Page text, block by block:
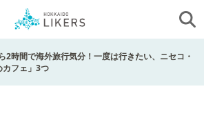
2時間で海外旅行気分！一度は行きたい、ニセコ・
カフェ」3つ